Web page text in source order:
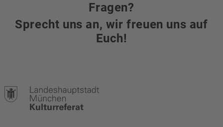
Fragen?
Sprecht uns an, wir freuen uns auf
Euch!